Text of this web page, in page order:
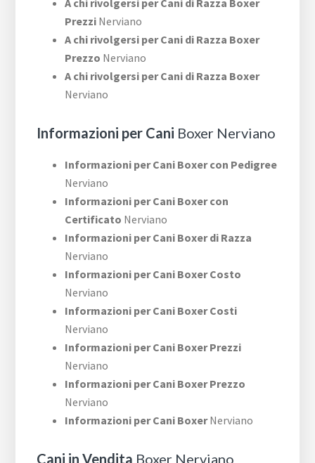
A chi rivolgersi per Cani di Razza Boxer
Prezzi Nerviano
A chi rivolgersi per Cani di Razza Boxer
Prezzo Nerviano
A chi rivolgersi per Cani di Razza Boxer
Nerviano
Informazioni per Cani Boxer Nerviano
Informazioni per Cani Boxer con Pedigree
Nerviano
Informazioni per Cani Boxer con
Certificato Nerviano
Informazioni per Cani Boxer di Razza
Nerviano
Informazioni per Cani Boxer Costo
Nerviano
Informazioni per Cani Boxer Costi
Nerviano
Informazioni per Cani Boxer Prezzi
Nerviano
Informazioni per Cani Boxer Prezzo
Nerviano
Informazioni per Cani BoxerNerviano
Cani in Vendita Boxer Nerviano